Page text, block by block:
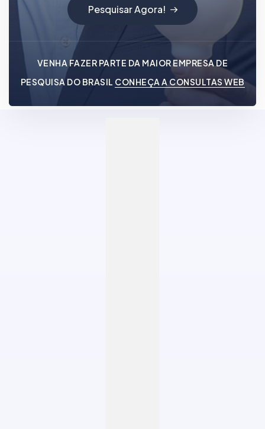
Pesquisar Agora!
VENHA FAZER PARTE DA MAIOR EMPRESA DE
PESQUISA DO BRASIL CONHEÇA A CONSULTAS WEB